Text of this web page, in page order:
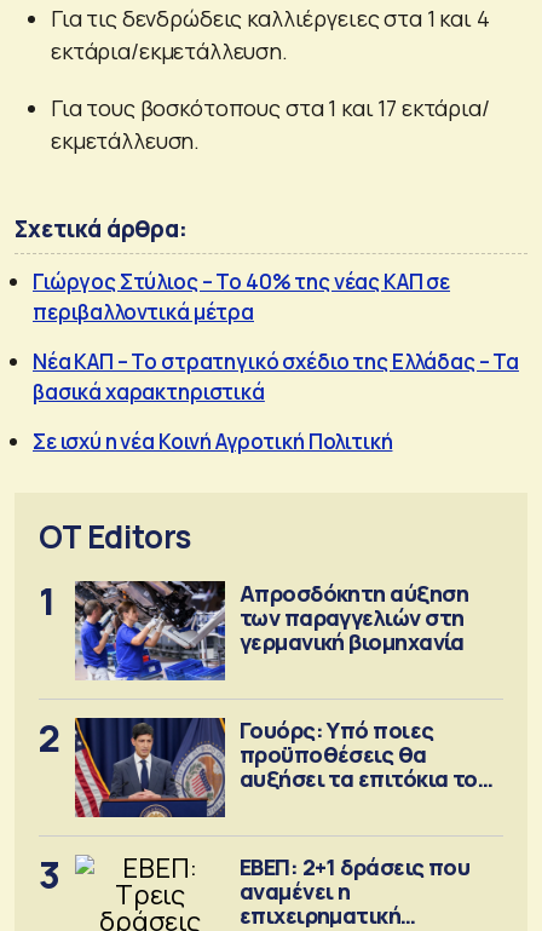
Για τις δενδρώδεις καλλιέργειες στα 1 και 4
εκτάρια/εκμετάλλευση.
Για τους βοσκότοπους στα 1 και 17 εκτάρια/
εκμετάλλευση.
Σχετικά άρθρα:
Γιώργος Στύλιος – Το 40% της νέας ΚΑΠ σε
περιβαλλοντικά μέτρα
Νέα ΚΑΠ – Το στρατηγικό σχέδιο της Ελλάδας – Τα
βασικά χαρακτηριστικά
Σε ισχύ η νέα Κοινή Αγροτική Πολιτική
OT Editors
1
Απροσδόκητη αύξηση
των παραγγελιών στη
γερμανική βιομηχανία
2
Γουόρς: Υπό ποιες
προϋποθέσεις θα
αυξήσει τα επιτόκια τον
3
ΕΒΕΠ: 2+1 δράσεις που
αναμένει η
επιχειρηματική